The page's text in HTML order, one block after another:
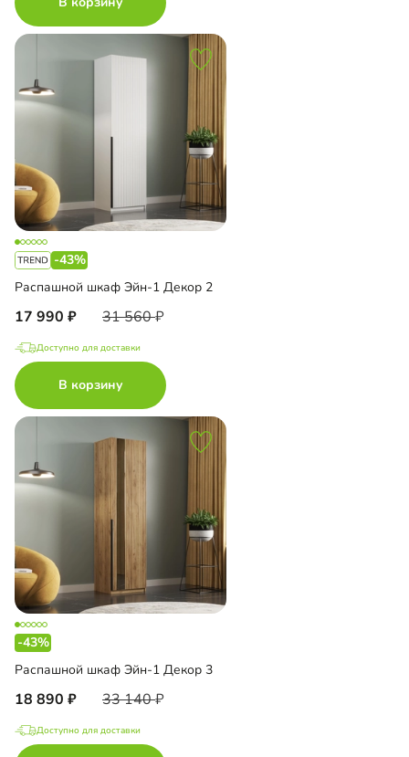
-43%
Распашной шкаф Эйн-1 Декор 2
17 990 31 560
Доступно для доставки
В корзину
-43%
Распашной шкаф Эйн-1 Декор 3
18 890 33 140
Доступно для доставки